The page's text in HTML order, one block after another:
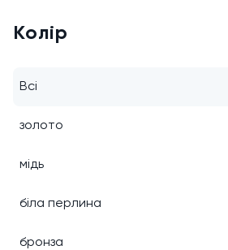
Колір
Всі
золото
мідь
біла перлина
бронза